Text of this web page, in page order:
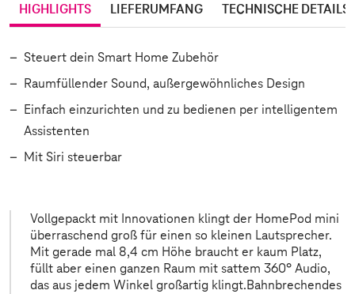
HIGHLIGHTS LIEFERUMFANG TECHNISCHE DETAILS
Steuert dein Smart Home Zubehör
Raumfüllender Sound, außergewöhnliches Design
Einfach einzurichten und zu bedienen per intelligentem
Assistenten
Mit Siri steuerbar
Vollgepackt mit Innovationen klingt der HomePod mini
überraschend groß für einen so kleinen Laut­sprecher.
Mit gerade mal 8,4 cm Höhe braucht er kaum Platz,
füllt aber einen ganzen Raum mit sattem 360° Audio,
das aus jedem Winkel großartig klingt.Bahnbrechendes